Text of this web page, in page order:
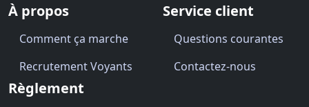
À propos
Comment ça marche
Recrutement Voyants
Service client
Questions courantes
Contactez-nous
Règlement